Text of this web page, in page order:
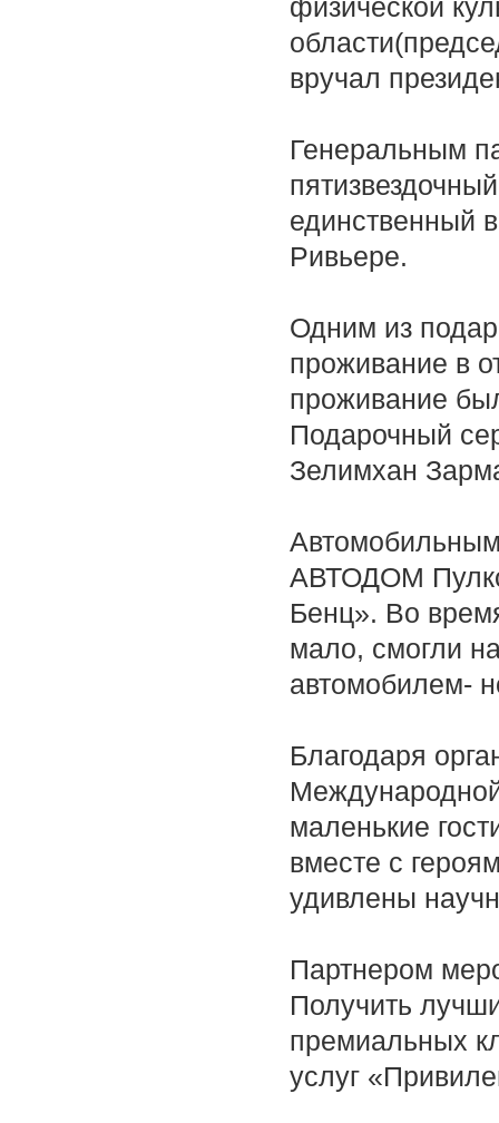
физической
вручал
Генеральным
единственный
Ривьере.
Одним из
проживание в
проживание
Подарочный
Зелимхан
АВТОДОМ
Бенц». Во
мало, смогли
автомобилем-
Благодаря
маленькие
вместе с
удивлены
Партнером
Получить
премиальных
услуг